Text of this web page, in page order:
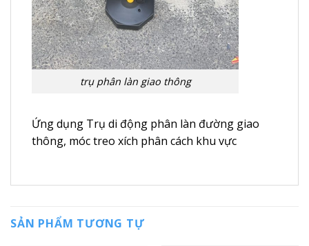
trụ phân làn giao thông
Ứng dụng Trụ di động phân làn đường giao
thông, móc treo xích phân cách khu vực
SẢN PHẨM TƯƠNG TỰ